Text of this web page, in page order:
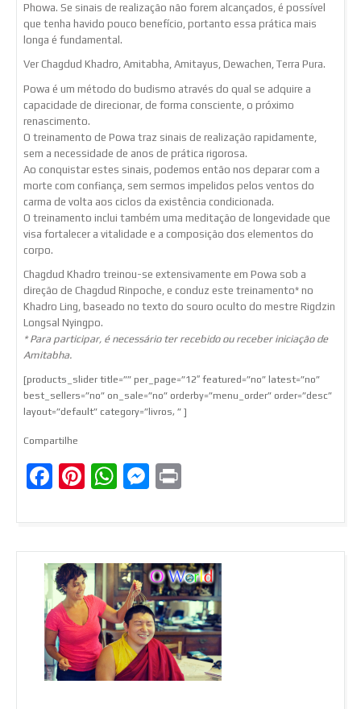
Phowa. Se sinais de realização não forem alcançados, é possível
que tenha havido pouco benefício, portanto essa prática mais
longa é fundamental.
Ver Chagdud Khadro, Amitabha, Amitayus, Dewachen, Terra Pura.
Powa é um método do budismo através do qual se adquire a
capacidade de direcionar, de forma consciente, o próximo
renascimento.
O treinamento de Powa traz sinais de realização rapidamente,
sem a necessidade de anos de prática rigorosa.
Ao conquistar estes sinais, podemos então nos deparar com a
morte com confiança, sem sermos impelidos pelos ventos do
carma de volta aos ciclos da existência condicionada.
O treinamento inclui também uma meditação de longevidade que
visa fortalecer a vitalidade e a composição dos elementos do
corpo.
Chagdud Khadro treinou-se extensivamente em Powa sob a
direção de Chagdud Rinpoche, e conduz este treinamento* no
Khadro Ling, baseado no texto do souro oculto do mestre Rigdzin
Longsal Nyingpo.
* Para participar, é necessário ter recebido ou receber iniciação de
Amitabha.
[products_slider title=”” per_page=”12″ featured=”no” latest=”no”
best_sellers=”no” on_sale=”no” orderby=”menu_order” order=”desc”
layout=”default” category=”livros, ” ]
Compartilhe
Facebook
Pinterest
WhatsApp
Messenger